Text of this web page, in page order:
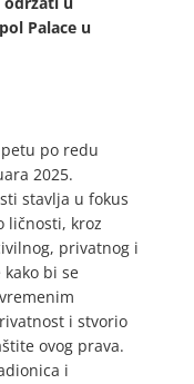
Palace u
po redu
2025.
stavlja u fokus
ličnosti, kroz
privatnog i
bi se
i stvorio
ovog prava.
i